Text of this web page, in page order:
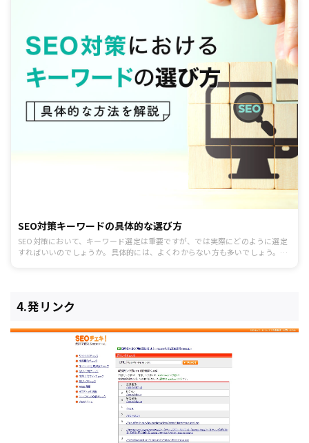
SEO対策キーワードの具体的な選び方
SEO対策において、キーワード選定は重要ですが、では実際にどのように選定
すればいいのでしょうか。具体的には、よくわからない方も多いでしょう。本
4.発リンク